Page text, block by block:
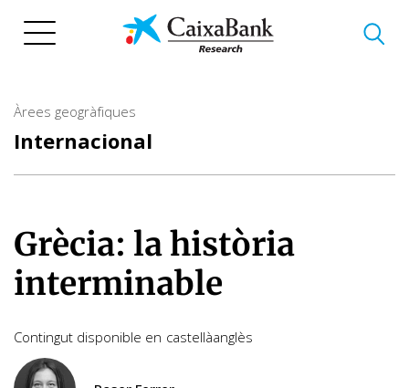
Àrees geogràfiques
Internacional
Grècia: la història
interminable
Contingut disponible en castellàanglès